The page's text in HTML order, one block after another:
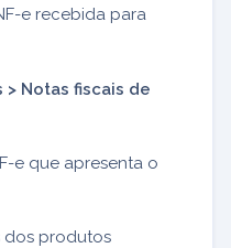
e recebida para
> Notas fiscais de
e que apresenta o
dos produtos